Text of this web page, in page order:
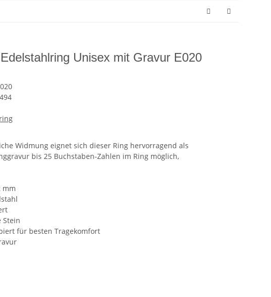
Unisex mit Gravur E020
Widmung eignet sich dieser Ring hervorragend als
bis 25 Buchstaben-Zahlen im Ring möglich,
mm
Stein
für besten Tragekomfort